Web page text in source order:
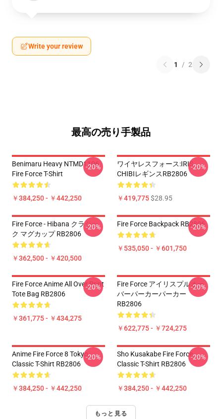
Write your review
1 / 2
最高の売り手製品
Benimaru Heavy NTMD1106
Fire Force T-Shirt
￥384,250 - ￥442,250
-20%
ワイヤレスフォース:IRIS
CHIBIレギンスRB2806
￥419,775$28.95
-20%
Fire Force - Hibana クラシッ
ク マグカップ RB2806
￥362,500 - ￥420,500
-20% Fire Force Backpack RB2806
￥535,050 - ￥601,750
-20%
Fire Force Anime All Over Print
Tote Bag RB2806
￥361,775 - ￥434,275
-20%
Fire Force アイリスプルオー
バーパーカーパーカー
RB2806
￥622,775 - ￥724,275
-20%
Anime Fire Force 8 Tokyo
Classic T-Shirt RB2806
￥384,250 - ￥442,250
-20%
Sho Kusakabe Fire Force
Classic T-Shirt RB2806
￥384,250 - ￥442,250
-20%
もっと見る